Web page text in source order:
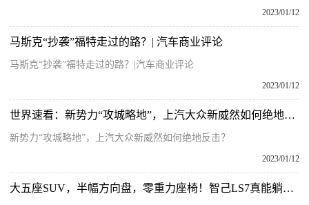
2023/01/12
马斯克“抄袭”福特走过的路？| 汽车商业评论
马斯克“抄袭”福特走过的路？|汽车商业评论
2023/01/12
世界速看：新势力“攻城略地”，上汽大众新威然如何绝地反击？
新势力“攻城略地”，上汽大众新威然如何绝地反击？
2023/01/12
大五座SUV，半幅方向盘，零重力座椅！智己LS7真能躺着卷？